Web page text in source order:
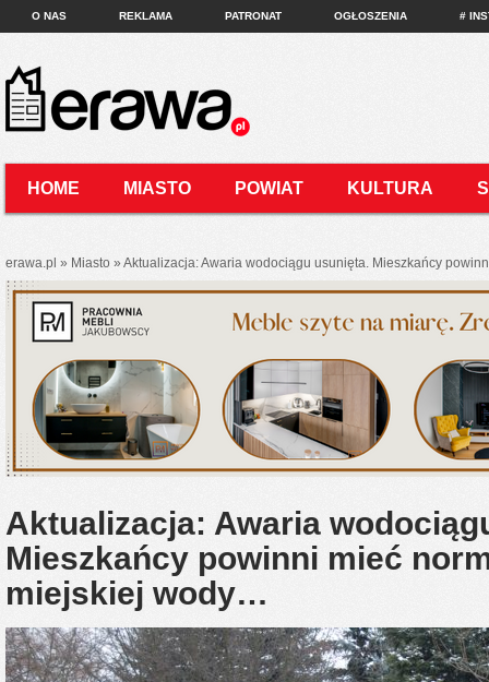
O NAS REKLAMA PATRONAT OGŁOSZENIA #
HOME MIASTO POWIAT KULTURA
erawa.pl » Miasto »Aktualizacja: Awaria wodociągu usunięta. Mieszkańcy
Aktualizacja: Awaria
Mieszkańcy powinni mieć
miejskiej wody…